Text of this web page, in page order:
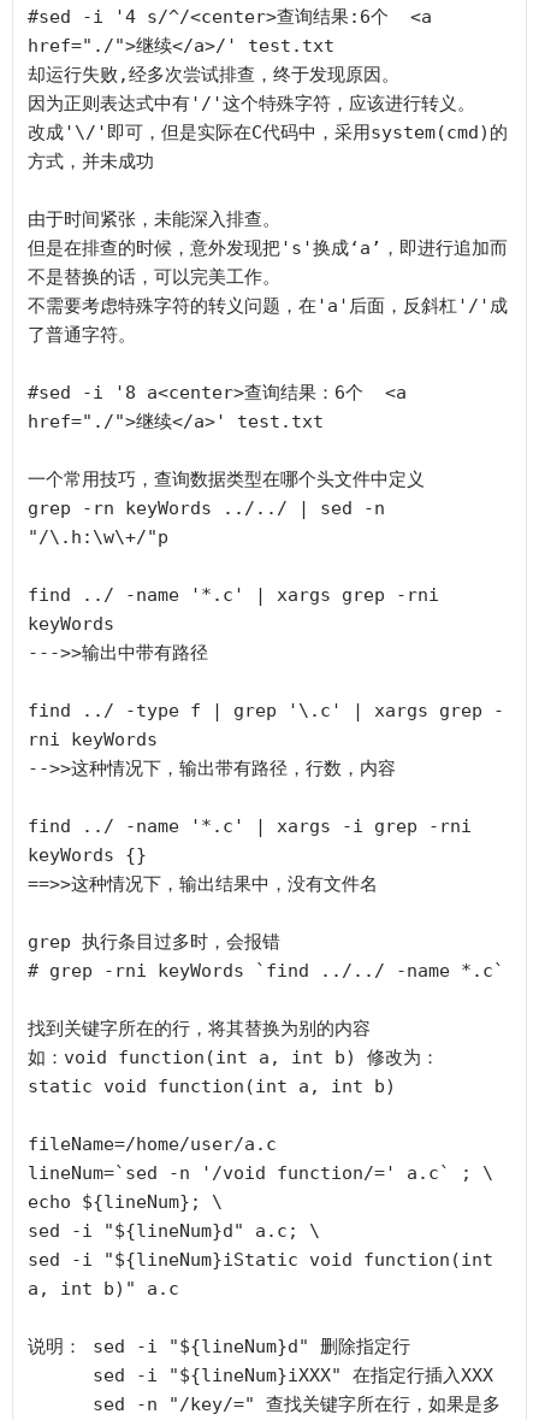
#sed -i '4 s/^/<center>查询结果:6个  <a
href="./">继续</a>/' test.txt
却运行失败,经多次尝试排查，终于发现原因。
因为正则表达式中有'/'这个特殊字符，应该进行转义。
改成'\/'即可，但是实际在C代码中，采用system(cmd)的
方式，并未成功
由于时间紧张，未能深入排查。
但是在排查的时候，意外发现把's'换成‘a’，即进行追加而
不是替换的话，可以完美工作。
不需要考虑特殊字符的转义问题，在'a'后面，反斜杠'/'成
了普通字符。
#sed -i '8 a<center>查询结果：6个  <a
href="./">继续</a>' test.txt
一个常用技巧，查询数据类型在哪个头文件中定义
grep -rn keyWords ../../ | sed -n
"/\.h:\w\+/"p
find ../ -name '*.c' | xargs grep -rni
keyWords
--->>输出中带有路径
find ../ -type f | grep '\.c' | xargs grep -
rni keyWords
-->>这种情况下，输出带有路径，行数，内容
find ../ -name '*.c' | xargs -i grep -rni
keyWords {}
==>>这种情况下，输出结果中，没有文件名
grep 执行条目过多时，会报错
# grep -rni keyWords `find ../../ -name *.c`
找到关键字所在的行，将其替换为别的内容
如：void function(int a, int b) 修改为：
static void function(int a, int b)
fileName=/home/user/a.c
lineNum=`sed -n '/void function/=' a.c` ; \
echo ${lineNum}; \
sed -i "${lineNum}d" a.c; \
sed -i "${lineNum}iStatic void function(int
a, int b)" a.c
说明： sed -i "${lineNum}d" 删除指定行